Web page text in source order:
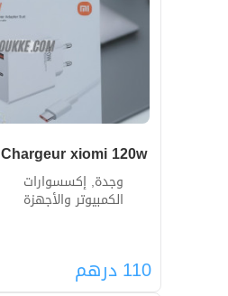
Chargeur xiomi 120w
وجدة, إكسسوارات
الكمبيوتر واﻷجهزة
110درهم